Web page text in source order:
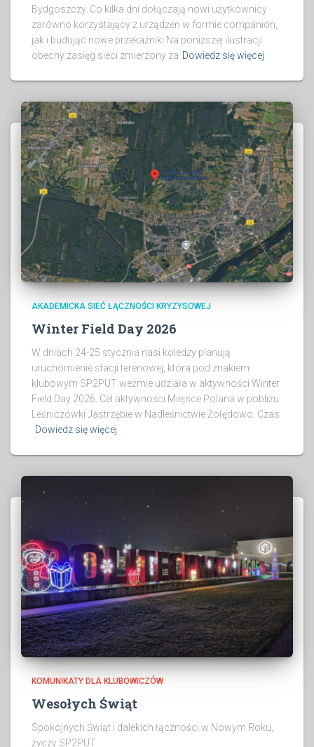
Bydgoszczy. Co kilka dni dołączają nowi użytkownicy
zarówno korzystający z urządzeń w formie companion,
jak i budując nowe przekaźniki Na poniższej ilustracji
obecny zasięg sieci zmierzony za Dowiedz się więcej
AKADEMICKA SIEĆ ŁĄCZNOŚCI KRYZYSOWEJ
Winter Field Day 2026
W dniach 24-25 stycznia nasi koledzy planują
uruchomienie stacji terenowej, która pod znakiem
klubowym SP2PUT weźmie udziała w aktywności Winter
Field Day 2026. Cel aktywności Miejsce Polana w pobliżu
Leśniczówki Jastrzębie w Nadleśnictwie Żołędowo. Czas
Dowiedz się więcej
KOMUNIKATY DLA KLUBOWICZÓW
Wesołych Świąt
Spokojnych Świąt i dalekich łączności w Nowym Roku,
życzy SP2PUT